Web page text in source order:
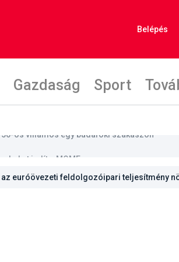
Belépés
Gazdaság Sport
az euróövezeti feldolgozóipari teljesítmény